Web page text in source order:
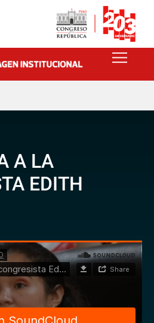
A LA
EDITH